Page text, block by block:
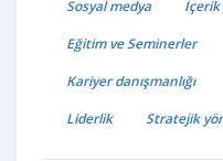
Sosyal medya
Eğitim ve Seminerler
Kariyer danışmanlığı
Liderlik
Stratejik